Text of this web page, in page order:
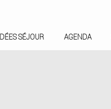
IDÉES SÉJOUR AGENDA